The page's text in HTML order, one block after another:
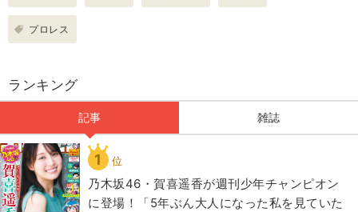
プロレス
ランキング
記事 雑誌
1 位
乃木坂46・賀喜遥香が週刊少年チャンピオン
に登場！「5年ぶん大人になった私を見ていた